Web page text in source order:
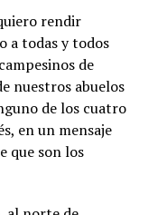
rendir
a todas y todos
de
nuestros abuelos
de los cuatro
en un mensaje
que son los